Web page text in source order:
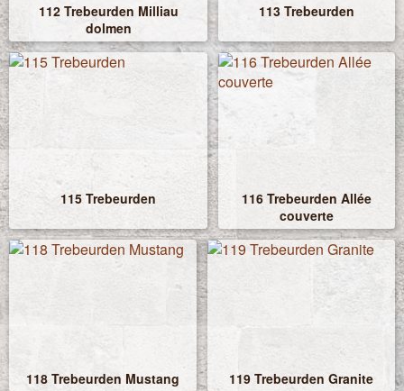
112 Trebeurden Milliau
dolmen
113 Trebeurden
115 Trebeurden
116 Trebeurden Allée
couverte
118 Trebeurden Mustang 119 Trebeurden Granite